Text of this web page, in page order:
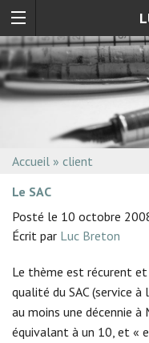
Accueil » client
Le SAC
Posté le 10 octobre
Écrit par Luc Breton
Le thème est récurent
qualité du SAC (service
au moins une décennie
équivalant à un 10, et «